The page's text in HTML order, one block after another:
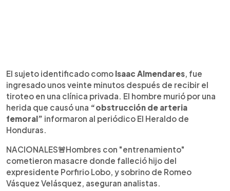
El sujeto identificado como Isaac Almendares, fue
ingresado unos veinte minutos después de recibir el
tiroteo en una clínica privada. El hombre murió por una
herida que causó una “obstrucción de arteria
femoral” informaron al periódico El Heraldo de
Honduras.
NACIONALES🚨Hombres con "entrenamiento"
cometieron masacre donde falleció hijo del
expresidente Porfirio Lobo, y sobrino de Romeo
Vásquez Velásquez, aseguran analistas.